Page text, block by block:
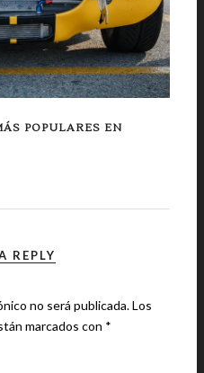
POPULARES EN
REPLY
no será publicada.Los
marcados con *